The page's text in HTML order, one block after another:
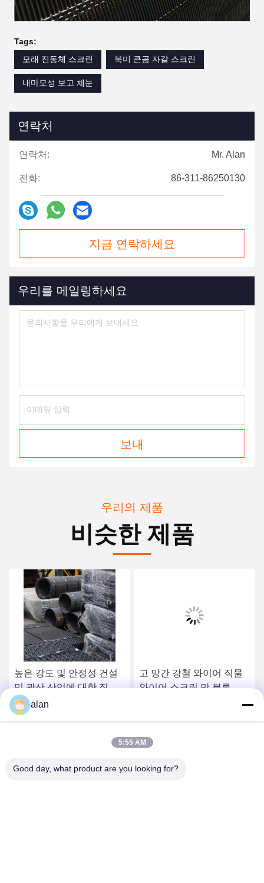
Tags:
모래 진동체 스크린
북미 큰곰 자갈 스크린
내마모성 보고 체눈
연락처
연락처: Mr. Alan
전화: 86-311-86250130
지금 연락하세요
우리를 메일링하세요
보내
우리의 제품
비슷한 제품
높은 강도 및 안정성 건설
및 광산 산업에 대한 직물
철 크림 스크린
가장 좋은 가격 을 구하라
고 망간 강철 와이어 직물
와이어 스크린 망 분류 및
alan
5:55 AM
Good day, what product are you looking for?